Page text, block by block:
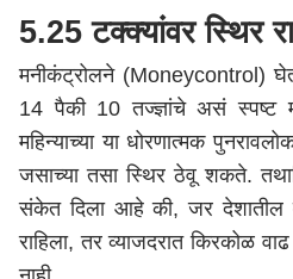
5.25 टक्क्यांवर स्थिर
मनीकंट्रोलने (Moneycontrol)
14 पैकी 10 तज्ज्ञांचे असं
महिन्याच्या या धोरणात्मक
जसाच्या तसा स्थिर ठेवू शकते.
संकेत दिला आहे की, जर देशातील
राहिला, तर व्याजदरात किरकोळ